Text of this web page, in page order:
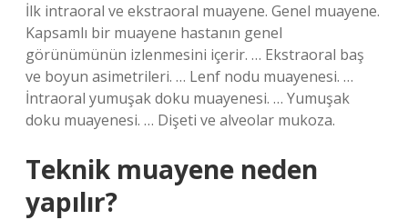
İlk intraoral ve ekstraoral muayene. Genel muayene.
Kapsamlı bir muayene hastanın genel
görünümünün izlenmesini içerir. … Ekstraoral baş
ve boyun asimetrileri. … Lenf nodu muayenesi. …
İntraoral yumuşak doku muayenesi. … Yumuşak
doku muayenesi. … Dişeti ve alveolar mukoza.
Teknik muayene neden
yapılır?